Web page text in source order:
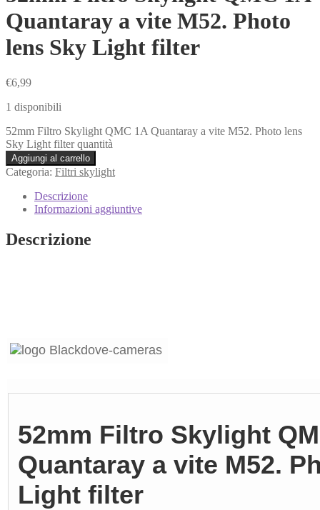
Quantaray a vite M52. Photo
lens Sky Light filter
€6,99
1 disponibili
52mm Filtro Skylight QMC 1A Quantaray a vite M52. Photo lens
Sky Light filter quantità
Aggiungi al carrello
Categoria: Filtri skylight
Descrizione
Informazioni aggiuntive
Descrizione
52mm Filtro Skylight
Quantaray a vite M52.
Light filter